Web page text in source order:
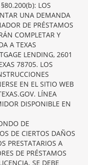
LOS
UNA DEMANDA
DE PRÉSTAMOS
COMPLETAR Y
A TEXAS
LENDING, 2601
78705. LOS
EN EL SITIO WEB
LÍNEA
DISPONIBLE EN
DE
DE CIERTOS DAÑOS
PRESTATARIOS A
DE PRÉSTAMOS
SE DEBE